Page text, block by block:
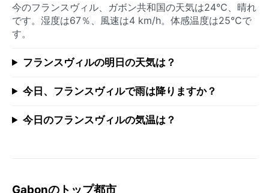
今のフランスヴィル、ガボン共和国の天気は24°C、晴れ
です。湿度は67％、風速は4 km/h。体感温度は25°Cで
す。
フランスヴィルの明日の天気は？
今日、フランスヴィルで雨は降りますか？
今日のフランスヴィルの気温は？
Gabonのトップ都市